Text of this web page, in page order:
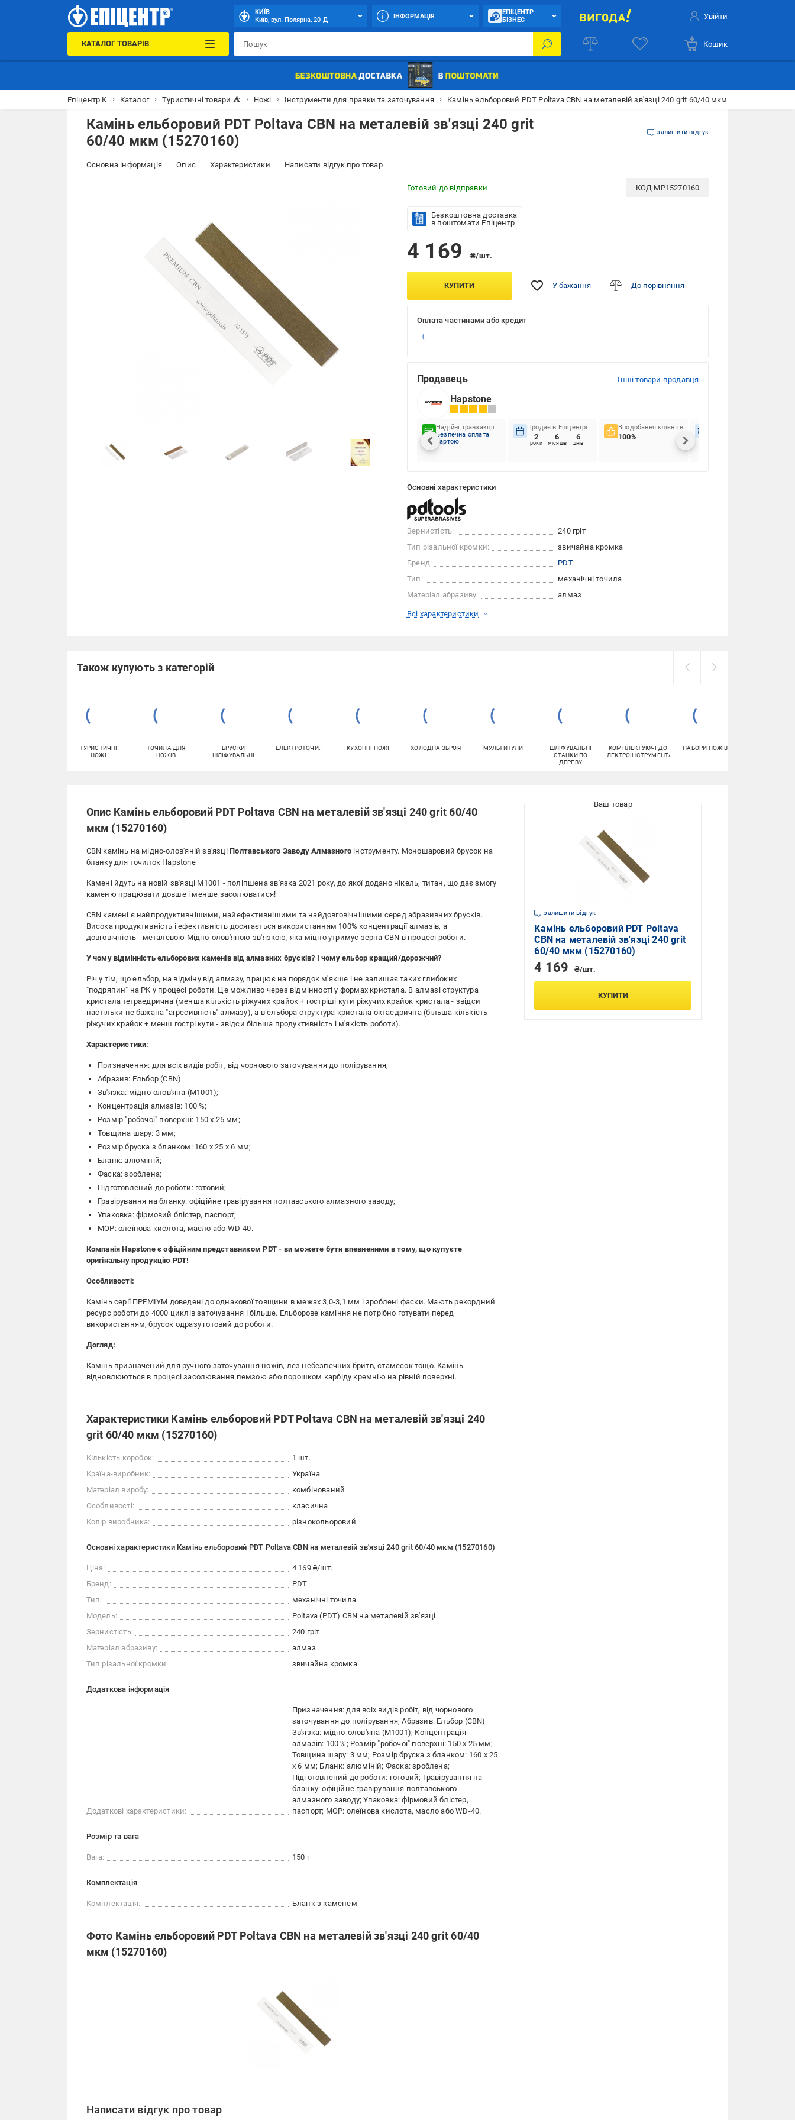
КИЇВ
Київ, вул. Полярна, 20-Д
ІНФОРМАЦІЯ
ЕПІЦЕНТР
БІЗНЕС
Увійти
КАТАЛОГ ТОВАРІВ Кошик
Епіцентр К Каталог Туристичні товари ⛺ Ножі Інструменти для правки та заточування Камінь ельборовий PDT Poltava CBN на металевій зв'язці 240 grit 60/40 мкм (15270160)
Камінь ельборовий PDT Poltava CBN на металевій зв'язці 240 grit
60/40 мкм (15270160)
залишити відгук
Основна інформація Опис Характеристики Написати відгук про товар
Готовий до відправки КОД MP15270160
Безкоштовна доставка
в поштомати Епіцентр
4 169 ₴/шт.
КУПИТИ У бажання До порівняння
Оплата частинами або кредит
Продавець Інші товари продавця
Hapstone
Надійні транзакції
Безпечна оплата
картою
Продає в Епіцентрі
2
роки
6
місяців
6
днів
Вподобання клієнтів
100%
Основні характеристики
Зернистість:
240 гріт
Тип різальної кромки:
звичайна кромка
Бренд:
PDT
Тип:
механічні точила
Матеріал абразиву:
алмаз
Всі характеристики
Також купують з категорій
ТУРИСТИЧНІ
НОЖІ
ТОЧИЛА ДЛЯ
НОЖІВ
БРУСКИ
ШЛІФУВАЛЬНІ
ЕЛЕКТРОТОЧИЛА КУХОННІ НОЖІ ХОЛОДНА ЗБРОЯ МУЛЬТИТУЛИ
ШЛІФУВАЛЬНІ
СТАНКИ ПО
ДЕРЕВУ
КОМПЛЕКТУЮЧІ ДО
ЕЛЕКТРОІНСТРУМЕНТА
НАБОРИ НОЖІВ
Опис Камінь ельборовий PDT Poltava CBN на металевій зв'язці 240 grit 60/40
мкм (15270160)
CBN камінь на мідно-олов'яній зв'язціПолтавського Заводу Алмазногоінструменту. Моношаровий брусок на
бланку для точилок Hapstone
Камені йдуть на новій зв'язці М1001 - поліпшена зв'язка 2021 року, до якої додано нікель, титан, що дає змогу
каменю працювати довше і менше засолюватися!
CBN камені є найпродуктивнішими, найефективнішими та найдовговічнішими серед абразивних брусків.
Висока продуктивність і ефективність досягається використанням 100% концентрації алмазів, а
довговічність - металевою Мідно-олов'яною зв'язкою, яка міцно утримує зерна CBN в процесі роботи.
У чому відмінність ельборових каменів від алмазних брусків? І чому ельбор кращий/дорожчий?
Річ у тім, що ельбор, на відміну від алмазу, працює на порядок м'якше і не залишає таких глибоких
"подряпин" на РК у процесі роботи. Це можливо через відмінності у формах кристала. В алмазі структура
кристала тетраедрична (менша кількість ріжучих крайок + гостріші кути ріжучих крайок кристала - звідси
настільки не бажана "агресивність" алмазу), а в ельбора структура кристала октаедрична (більша кількість
ріжучих крайок + менш гострі кути - звідси більша продуктивність і м'якість роботи).
Характеристики:
Призначення: для всіх видів робіт, від чорнового заточування до полірування;
Абразив: Ельбор (CBN)
Зв'язка: мідно-олов'яна (М1001);
Концентрація алмазів: 100 %;
Розмір "робочої" поверхні: 150 х 25 мм;
Товщина шару: 3 мм;
Розмір бруска з бланком: 160 х 25 х 6 мм;
Бланк: алюміній;
Фаска: зроблена;
Підготовлений до роботи: готовий;
Гравірування на бланку: офіційне гравірування полтавського алмазного заводу;
Упаковка: фірмовий блістер, паспорт;
МОР: олеїнова кислота, масло або WD-40.
Компанія Hapstone є офіційним представником PDT - ви можете бути впевненими в тому, що купуєте
оригінальну продукцію PDT!
Особливості:
Камінь серії ПРЕМІУМ доведені до однакової товщини в межах 3,0-3,1 мм і зроблені фаски. Мають рекордний
ресурс роботи до 4000 циклів заточування і більше. Ельборове каміння не потрібно готувати перед
використанням, брусок одразу готовий до роботи.
Догляд:
Камінь призначений для ручного заточування ножів, лез небезпечних бритв, стамесок тощо. Камінь
відновлюються в процесі засолювання пемзою або порошком карбіду кремнію на рівній поверхні.
Характеристики Камінь ельборовий PDT Poltava CBN на металевій зв'язці 240
grit 60/40 мкм (15270160)
Кількість коробок:
1 шт.
Країна-виробник:
Україна
Матеріал виробу:
комбінований
Особливості:
класична
Колір виробника:
різнокольоровий
Основні характеристики Камінь ельборовий PDT Poltava CBN на металевій зв'язці 240 grit 60/40 мкм (15270160)
Ціна:
4 169 ₴/шт.
Бренд:
PDT
Тип:
механічні точила
Модель:
Poltava (PDT) CBN на металевій зв'язці
Зернистість:
240 гріт
Матеріал абразиву:
алмаз
Тип різальної кромки:
звичайна кромка
Додаткова інформація
Додаткові характеристики:
Призначення: для всіх видів робіт, від чорнового
заточування до полірування; Абразив: Ельбор (CBN)
Зв'язка: мідно-олов'яна (М1001); Концентрація
алмазів: 100 %; Розмір "робочої" поверхні: 150 х 25 мм;
Товщина шару: 3 мм; Розмір бруска з бланком: 160 х 25
х 6 мм; Бланк: алюміній; Фаска: зроблена;
Підготовлений до роботи: готовий; Гравірування на
бланку: офіційне гравірування полтавського
алмазного заводу; Упаковка: фірмовий блістер,
паспорт; МОР: олеїнова кислота, масло або WD-40.
Розмір та вага
Вага: 150 г
Комплектація
Комплектація: Бланк з каменем
Фото Камінь ельборовий PDT Poltava CBN на металевій зв'язці 240 grit 60/40
мкм (15270160)
Написати відгук про товар
залишити відгук
Камінь ельборовий PDT Poltava
CBN на металевій зв'язці 240 grit
60/40 мкм (15270160)
4 169 ₴/шт.
КУПИТИ